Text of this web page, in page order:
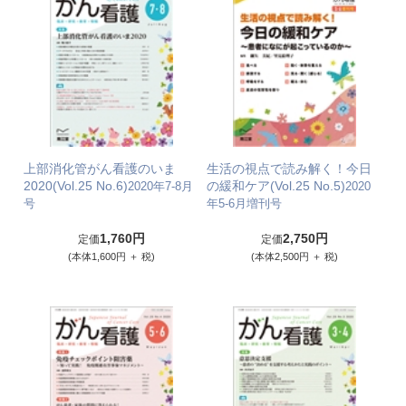
上部消化管がん看護のいま
2020(Vol.25 No.6)2020年7-8月
号
定価1,760円
(本体1,600円 ＋ 税)
生活の視点で読み解く！今日
の緩和ケア(Vol.25 No.5)2020
年5-6月増刊号
定価2,750円
(本体2,500円 ＋ 税)